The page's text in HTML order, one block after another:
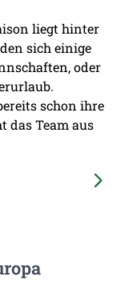
liegt hinter
sich einige
oder
schon ihre
das Team aus